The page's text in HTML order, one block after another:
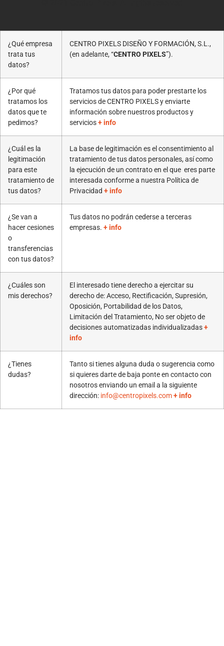
¿Qué empresa
trata tus
datos?
CENTRO PIXELS DISEÑO Y FORMACIÓN, S.L.,
(en adelante, “CENTRO PIXELS”).
¿Por qué
tratamos los
datos que te
pedimos?
Tratamos tus datos para poder prestarte los
servicios de CENTRO PIXELS y enviarte
información sobre nuestros productos y
servicios+ info
¿Cuál es la
legitimación
para este
tratamiento de
tus datos?
La base de legitimación es el consentimiento al
tratamiento de tus datos personales, así como
la ejecución de un contrato en el que eres parte
interesada conforme a nuestra Política de
Privacidad + info
¿Se van a
hacer cesiones
o
transferencias
con tus datos?
Tus datos no podrán cederse a terceras
empresas. + info
¿Cuáles son
mis derechos?
El interesado tiene derecho a ejercitar su
derecho de: Acceso, Rectificación, Supresión,
Oposición, Portabilidad de los Datos,
Limitación del Tratamiento, No ser objeto de
decisiones automatizadas individualizadas+
info
¿Tienes
dudas?
Tanto si tienes alguna duda o sugerencia como
si quieres darte de baja ponte en contacto con
nosotros enviando un email a la siguiente
dirección: info@centropixels.com+ info